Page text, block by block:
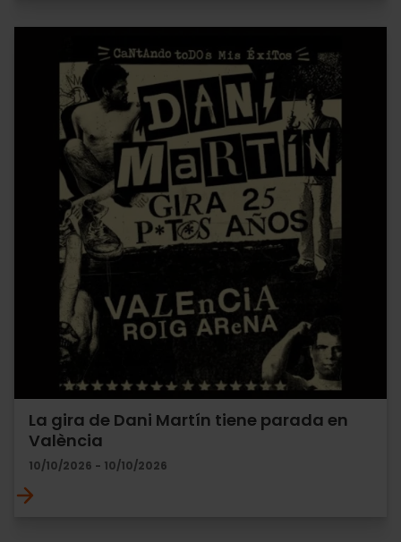
La gira de Dani Martín tiene parada en
València
10/10/2026 - 10/10/2026